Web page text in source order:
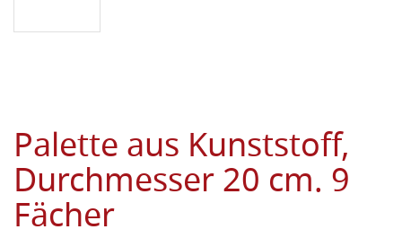
Palette aus Kunststoff,
Durchmesser 20 cm. 9
Fächer